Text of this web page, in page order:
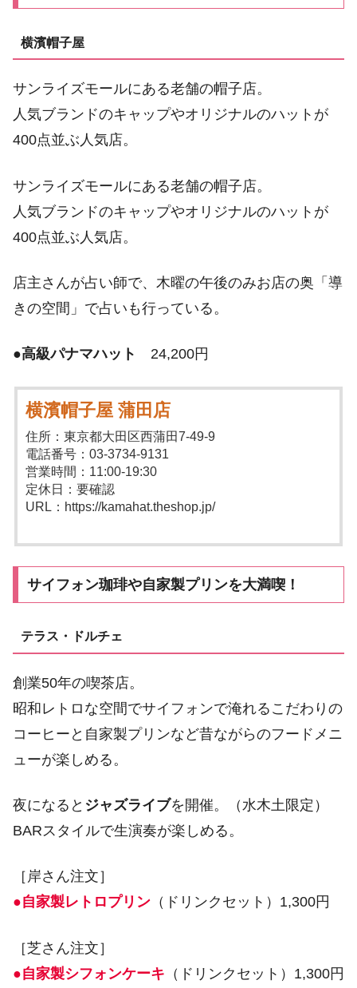
横濱帽子屋
サンライズモールにある老舗の帽子店。
人気ブランドのキャップやオリジナルのハットが
400点並ぶ人気店。
サンライズモールにある老舗の帽子店。
人気ブランドのキャップやオリジナルのハットが
400点並ぶ人気店。
店主さんが占い師で、木曜の午後のみお店の奥「導
きの空間」で占いも行っている。
●高級パナマハット 24,200円
横濱帽子屋 蒲田店
住所：東京都大田区西蒲田7-49-9
電話番号：03-3734-9131
営業時間：11:00-19:30
定休日：要確認
URL：https://kamahat.theshop.jp/
サイフォン珈琲や自家製プリンを大満喫！
テラス・ドルチェ
創業50年の喫茶店。
昭和レトロな空間でサイフォンで淹れるこだわりの
コーヒーと自家製プリンなど昔ながらのフードメニ
ューが楽しめる。
夜になると ジャズライブを開催。（水木土限定）
BARスタイルで生演奏が楽しめる。
［岸さん注文］
●自家製レトロプリン （ドリンクセット）1,300円
［芝さん注文］
●自家製シフォンケーキ （ドリンクセット）1,300円